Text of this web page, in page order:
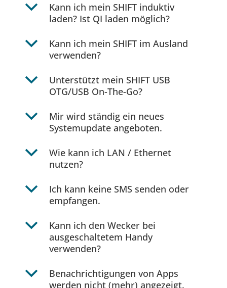
b
Kann ich mein SHIFT induktiv
laden? Ist QI laden möglich?
b
Kann ich mein SHIFT im Ausland
verwenden?
b
Unterstützt mein SHIFT USB
OTG/USB On-The-Go?
b
Mir wird ständig ein neues
Systemupdate angeboten.
b
Wie kann ich LAN / Ethernet
nutzen?
b
Ich kann keine SMS senden oder
empfangen.
b
Kann ich den Wecker bei
ausgeschaltetem Handy
verwenden?
b
Benachrichtigungen von Apps
werden nicht (mehr) angezeigt.